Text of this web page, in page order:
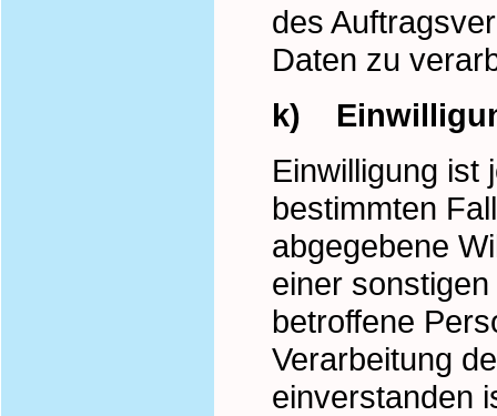
des
Daten zu
k)
Einwilligung ist
bestimmten
abgegebene
einer
betroffene
Verarbeitung
einverstanden